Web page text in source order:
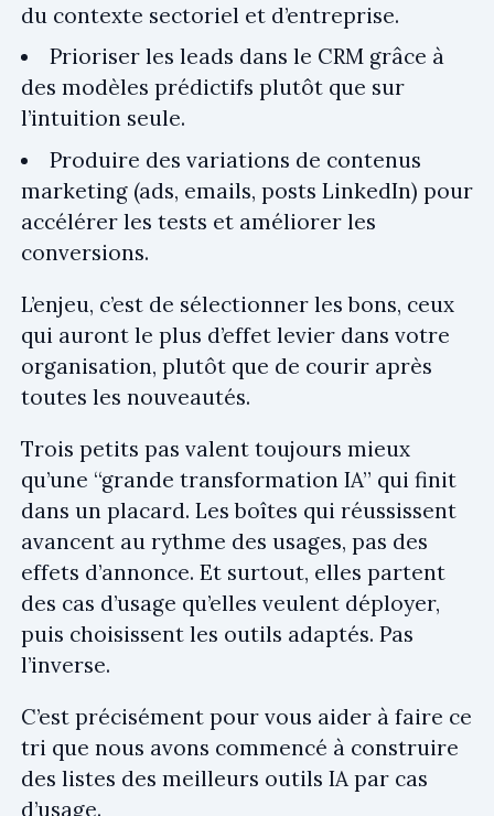
du contexte sectoriel et d’entreprise.
Prioriser les leads dans le CRM grâce à
des modèles prédictifs plutôt que sur
l’intuition seule.
Produire des variations de contenus
marketing (ads, emails, posts LinkedIn) pour
accélérer les tests et améliorer les
conversions.
L’enjeu, c’est de sélectionner les bons, ceux
qui auront le plus d’effet levier dans votre
organisation, plutôt que de courir après
toutes les nouveautés.
Trois petits pas valent toujours mieux
qu’une “grande transformation IA” qui finit
dans un placard. Les boîtes qui réussissent
avancent au rythme des usages, pas des
effets d’annonce. Et surtout, elles partent
des cas d’usage qu’elles veulent déployer,
puis choisissent les outils adaptés. Pas
l’inverse.
C’est précisément pour vous aider à faire ce
tri que nous avons commencé à construire
des listes des meilleurs outils IA par cas
d’usage.